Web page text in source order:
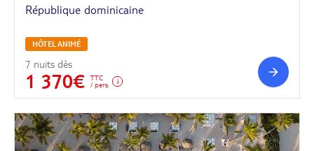
République dominicaine
HÔTEL ANIMÉ
7 nuits dès
1 370€
TTC
/ pers.